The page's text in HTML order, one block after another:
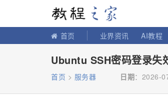
首页 业界资讯 AI教程
Ubuntu SSH密码登录失
首页 > 服务器 日期：2026-